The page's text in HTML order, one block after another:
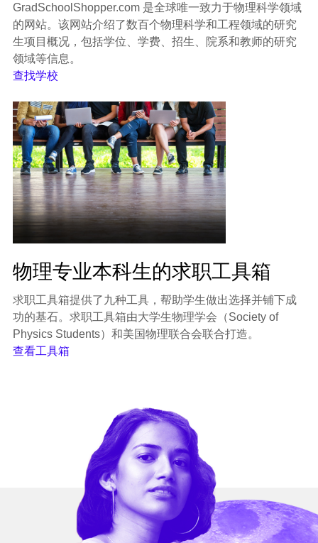
GradSchoolShopper.com 是全球唯一致力于物理科学领域
的网站。该网站介绍了数百个物理科学和工程领域的研究
生项目概况，包括学位、学费、招生、院系和教师的研究
领域等信息。
查找学校
物理专业本科生的求职工具箱
求职工具箱提供了九种工具，帮助学生做出选择并铺下成
功的基石。求职工具箱由大学生物理学会（Society of
Physics Students）和美国物理联合会联合打造。
查看工具箱